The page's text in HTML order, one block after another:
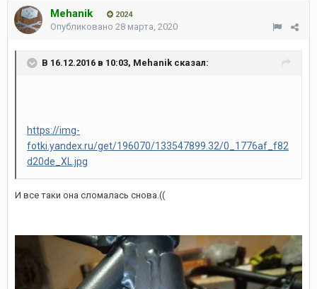
Mehanik 2024
Опубликовано 28 марта, 2020
В 16.12.2016 в 10:03, Mehanik сказал:
https://img-
fotki.yandex.ru/get/196070/133547899.32/0_1776af_f82
d20de_XL.jpg
И все таки она сломалась снова.((